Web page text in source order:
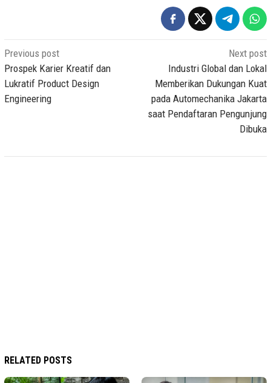
Post
navigation
Previous post
Prospek Karier Kreatif dan
Lukratif Product Design
Engineering
Next post
Industri Global dan Lokal
Memberikan Dukungan Kuat
pada Automechanika Jakarta
saat Pendaftaran Pengunjung
Dibuka
RELATED POSTS